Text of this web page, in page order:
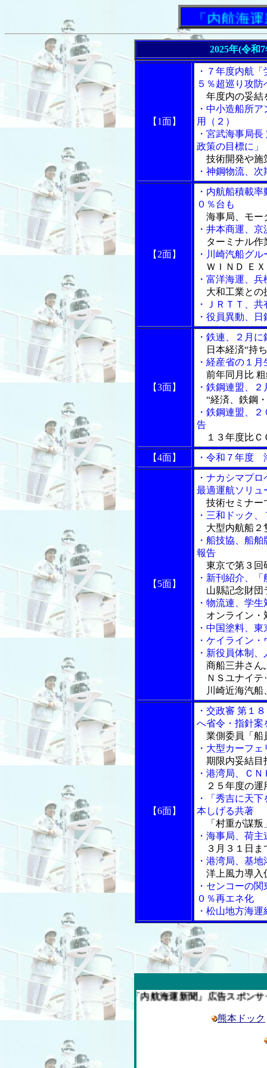
「内航海運新
2025年(令和
【1面】
・７年度内航
５％超巡り攻防
年度内の妥結
・中小造船所
用（２）
・宮武海事局
政策の目標に」
技術開発や施
・神鋼物流、
【2面】
・内航船積載
０％台も
海事局、モー
・井本商運、
ターミナル作
・川崎汽船グ
ＷＩＮＤ ＥＸ
・富洋海運、
大和工業との
・ＪＲＴＴ、
・役員異動、
【3面】
・鉄連、２月
日本経済“持
・経産省の１
前年同月比 粗
・鉄鋼連盟、
“経済、鉄鋼
・鉄鋼連盟、
告
１３年度比Ｃ
【4面】
・令和７年度
【5面】
・ナカシマプ
最適運航ソリュ
技術セミナー
・三和ドック
大型内航船２
・船技協、船
報告
東京で第３回
・新刊紹介、
山縣記念財団
・物流連、学
オンライン・
・中国塗料、
・ケイライン
・新役員体制
商船三井さん
ＮＳユナイテ
川崎近海汽船
【6面】
・交政審 第１
へ省令・指針案
業側委員「船
・大型カーフ
期限内妥結目
・港湾局、Ｃ
２５年度の運
・「秀吉に天
本しげる共著
「村重が謀叛
・海事局、荷
３月３１日ま
・港湾局、基
洋上風力導入
・センコーの
０％再エネ化
・松山地方海
今週の「内航海運新聞」広告スポンサー企業
熊本ドック